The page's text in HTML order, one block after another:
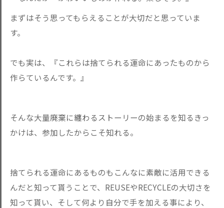
まずはそう思ってもらえることが大切だと思っていま
す。
でも実は、『これらは捨てられる運命にあったものから
作らているんです。』
そんな大量廃棄に纏わるストーリーの始まるを知るきっ
かけは、参加したからこそ知れる。
捨てられる運命にあるものもこんなに素敵に活用できる
んだと知って貰うことで、REUSEやRECYCLEの大切さを
知って貰い、そして何より自分で手を加える事により、